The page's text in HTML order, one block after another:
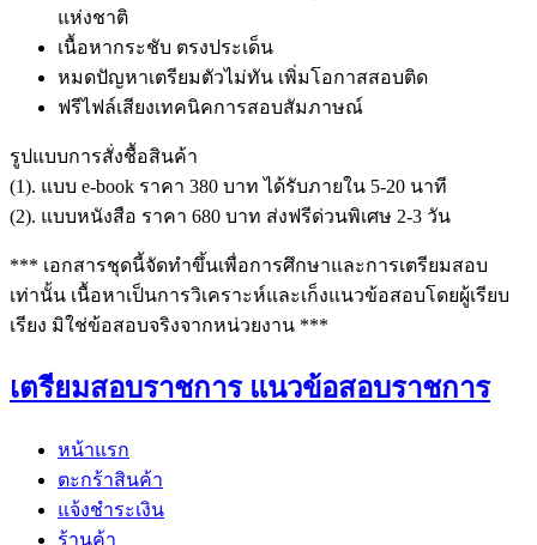
แห่งชาติ
เนื้อหากระชับ ตรงประเด็น
หมดปัญหาเตรียมตัวไม่ทัน เพิ่มโอกาสสอบติด
ฟรีไฟล์เสียงเทคนิคการสอบสัมภาษณ์
รูปแบบการสั่งชื้อสินค้า
(1). แบบ e-book ราคา 380 บาท ได้รับภายใน 5-20 นาที
(2). แบบหนังสือ ราคา 680 บาท ส่งฟรีด่วนพิเศษ 2-3 วัน
*** เอกสารชุดนี้จัดทำขึ้นเพื่อการศึกษาและการเตรียมสอบ
เท่านั้น เนื้อหาเป็นการวิเคราะห์และเก็งแนวข้อสอบโดยผู้เรียบ
เรียง มิใช่ข้อสอบจริงจากหน่วยงาน ***
เตรียมสอบราชการ แนวข้อสอบราชการ
หน้าแรก
ตะกร้าสินค้า
แจ้งชำระเงิน
ร้านค้า